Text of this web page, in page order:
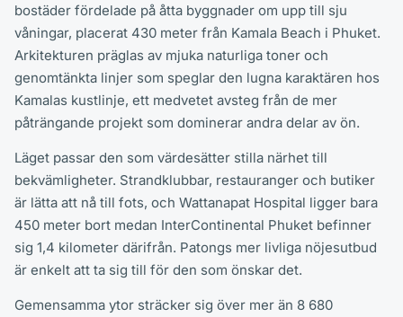
bostäder fördelade på åtta byggnader om upp till sju
våningar, placerat 430 meter från Kamala Beach i Phuket.
Arkitekturen präglas av mjuka naturliga toner och
genomtänkta linjer som speglar den lugna karaktären hos
Kamalas kustlinje, ett medvetet avsteg från de mer
påträngande projekt som dominerar andra delar av ön.
Läget passar den som värdesätter stilla närhet till
bekvämligheter. Strandklubbar, restauranger och butiker
är lätta att nå till fots, och Wattanapat Hospital ligger bara
450 meter bort medan InterContinental Phuket befinner
sig 1,4 kilometer därifrån. Patongs mer livliga nöjesutbud
är enkelt att ta sig till för den som önskar det.
Gemensamma ytor sträcker sig över mer än 8 680